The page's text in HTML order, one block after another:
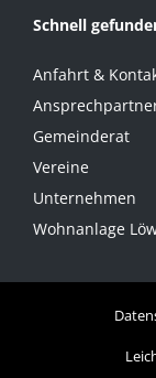
Schnell
Anfahrt &
Gemeinderat
Vereine
Unternehmen
Wohnanlage